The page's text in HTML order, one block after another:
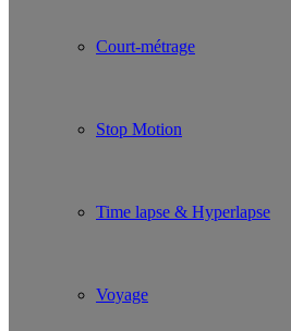
Court-métrage
Stop Motion
Time lapse & Hyperlapse
Voyage